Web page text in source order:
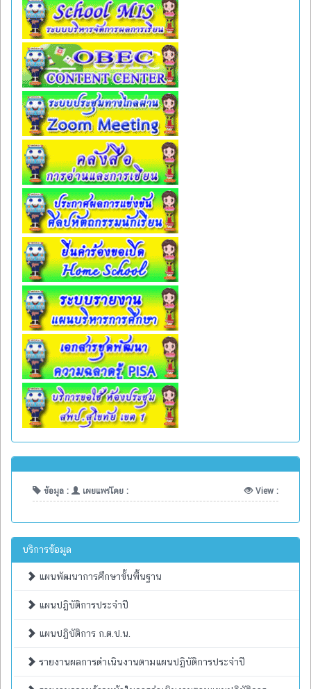
ข้อมูล : เผยแพร่โดย : View :
บริการข้อมูล
แผนพัฒนาการศึกษาขั้นพื้นฐาน
แผนปฏิบัติการประจำปี
แผนปฏิบัติการ ก.ต.ป.น.
รายงานผลการดำเนินงานตามแผนปฏิบัติการประจำปี